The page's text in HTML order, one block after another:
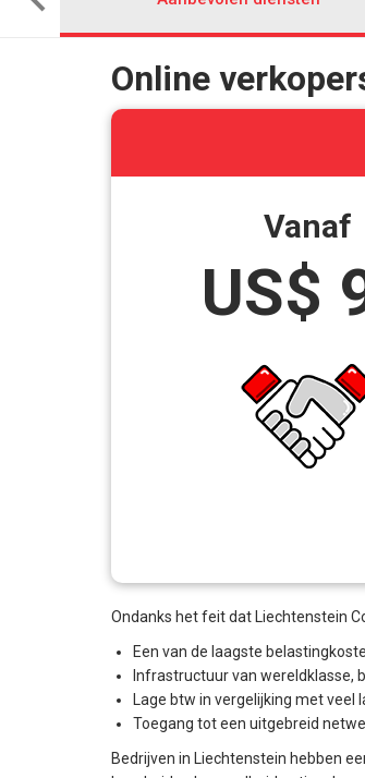
Online
Vanaf
US$
Ondanks het feit dat Liechtenstein
Een van de laagste
Infrastructuur van wereldklasse,
Lage btw in vergelijking met veel
Toegang tot een uitgebreid
Bedrijven in Liechtenstein hebben